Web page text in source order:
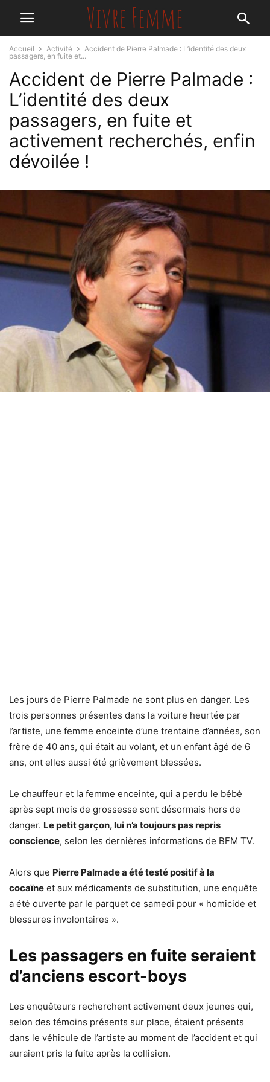
Accueil Activité
Accident de Pierre Palmade : L’identité des deux
passagers, en fuite et...
Accident de Pierre Palmade :
L’identité des deux
passagers, en fuite et
activement recherchés, enfin
dévoilée !
Les jours de Pierre Palmade ne sont plus en danger. Les
trois personnes présentes dans la voiture heurtée par
l’artiste, une femme enceinte d’une trentaine d’années, son
frère de 40 ans, qui était au volant, et un enfant âgé de 6
ans, ont elles aussi été grièvement blessées.
Le chauffeur et la femme enceinte, qui a perdu le bébé
après sept mois de grossesse sont désormais hors de
danger. Le petit garçon, lui n’a toujours pas repris
conscience, selon les dernières informations de BFM TV.
Alors que Pierre Palmade a été testé positif à la
cocaïne et aux médicaments de substitution, une enquête
a été ouverte par le parquet ce samedi pour « homicide et
blessures involontaires ».
Les passagers en fuite seraient
d’anciens escort-boys
Les enquêteurs recherchent activement deux jeunes qui,
selon des témoins présents sur place, étaient présents
dans le véhicule de l’artiste au moment de l’accident et qui
auraient pris la fuite après la collision.